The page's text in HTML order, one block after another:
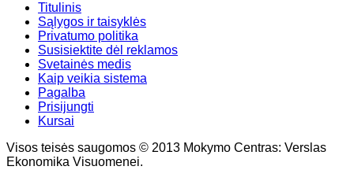
Titulinis
Sąlygos ir taisyklės
Privatumo politika
Susisiektite dėl reklamos
Svetainės medis
Kaip veikia sistema
Pagalba
Prisijungti
Kursai
Visos teisės saugomos © 2013 Mokymo Centras: Verslas
Ekonomika Visuomenei.